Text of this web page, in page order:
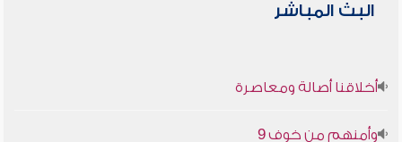
البث المباشر
أخلاقنا أصالة ومعاصرة
وأمنهم من خوف 9